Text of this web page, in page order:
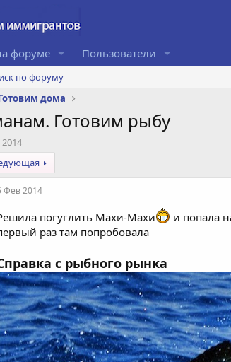
форуме Пользователи
по форуму
дома
Готовим рыбу
Фев 2014
погуглить Махи-Махи
и попала
раз там попробовала
с рыбного рынка